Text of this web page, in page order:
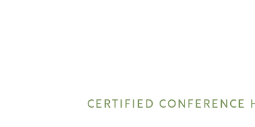
CERTIFIED CONFERENCE